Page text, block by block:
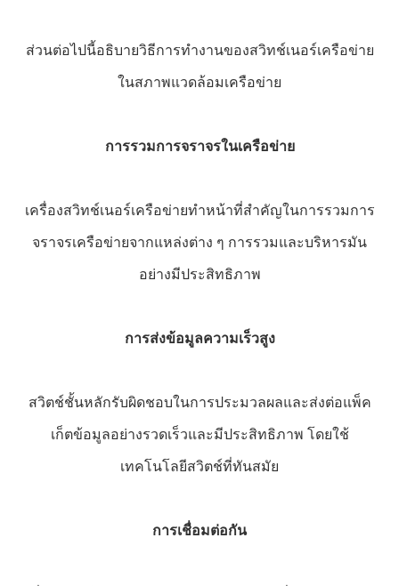
ส่วนต่อไปนี้อธิบายวิธีการทํางานของสวิทช์เนอร์เครือข่าย
ในสภาพแวดล้อมเครือข่าย
การรวมการจราจรในเครือข่าย
เครื่องสวิทช์เนอร์เครือข่ายทําหน้าที่สําคัญในการรวมการ
จราจรเครือข่ายจากแหล่งต่าง ๆ การรวมและบริหารมัน
อย่างมีประสิทธิภาพ
การส่งข้อมูลความเร็วสูง
สวิตช์ชั้นหลักรับผิดชอบในการประมวลผลและส่งต่อแพ็ค
เก็ตข้อมูลอย่างรวดเร็วและมีประสิทธิภาพ โดยใช้
เทคโนโลยีสวิตช์ที่ทันสมัย
การเชื่อมต่อกัน